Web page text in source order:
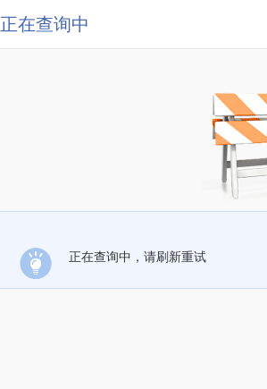
正在查询中
正在查询中，请刷新重试